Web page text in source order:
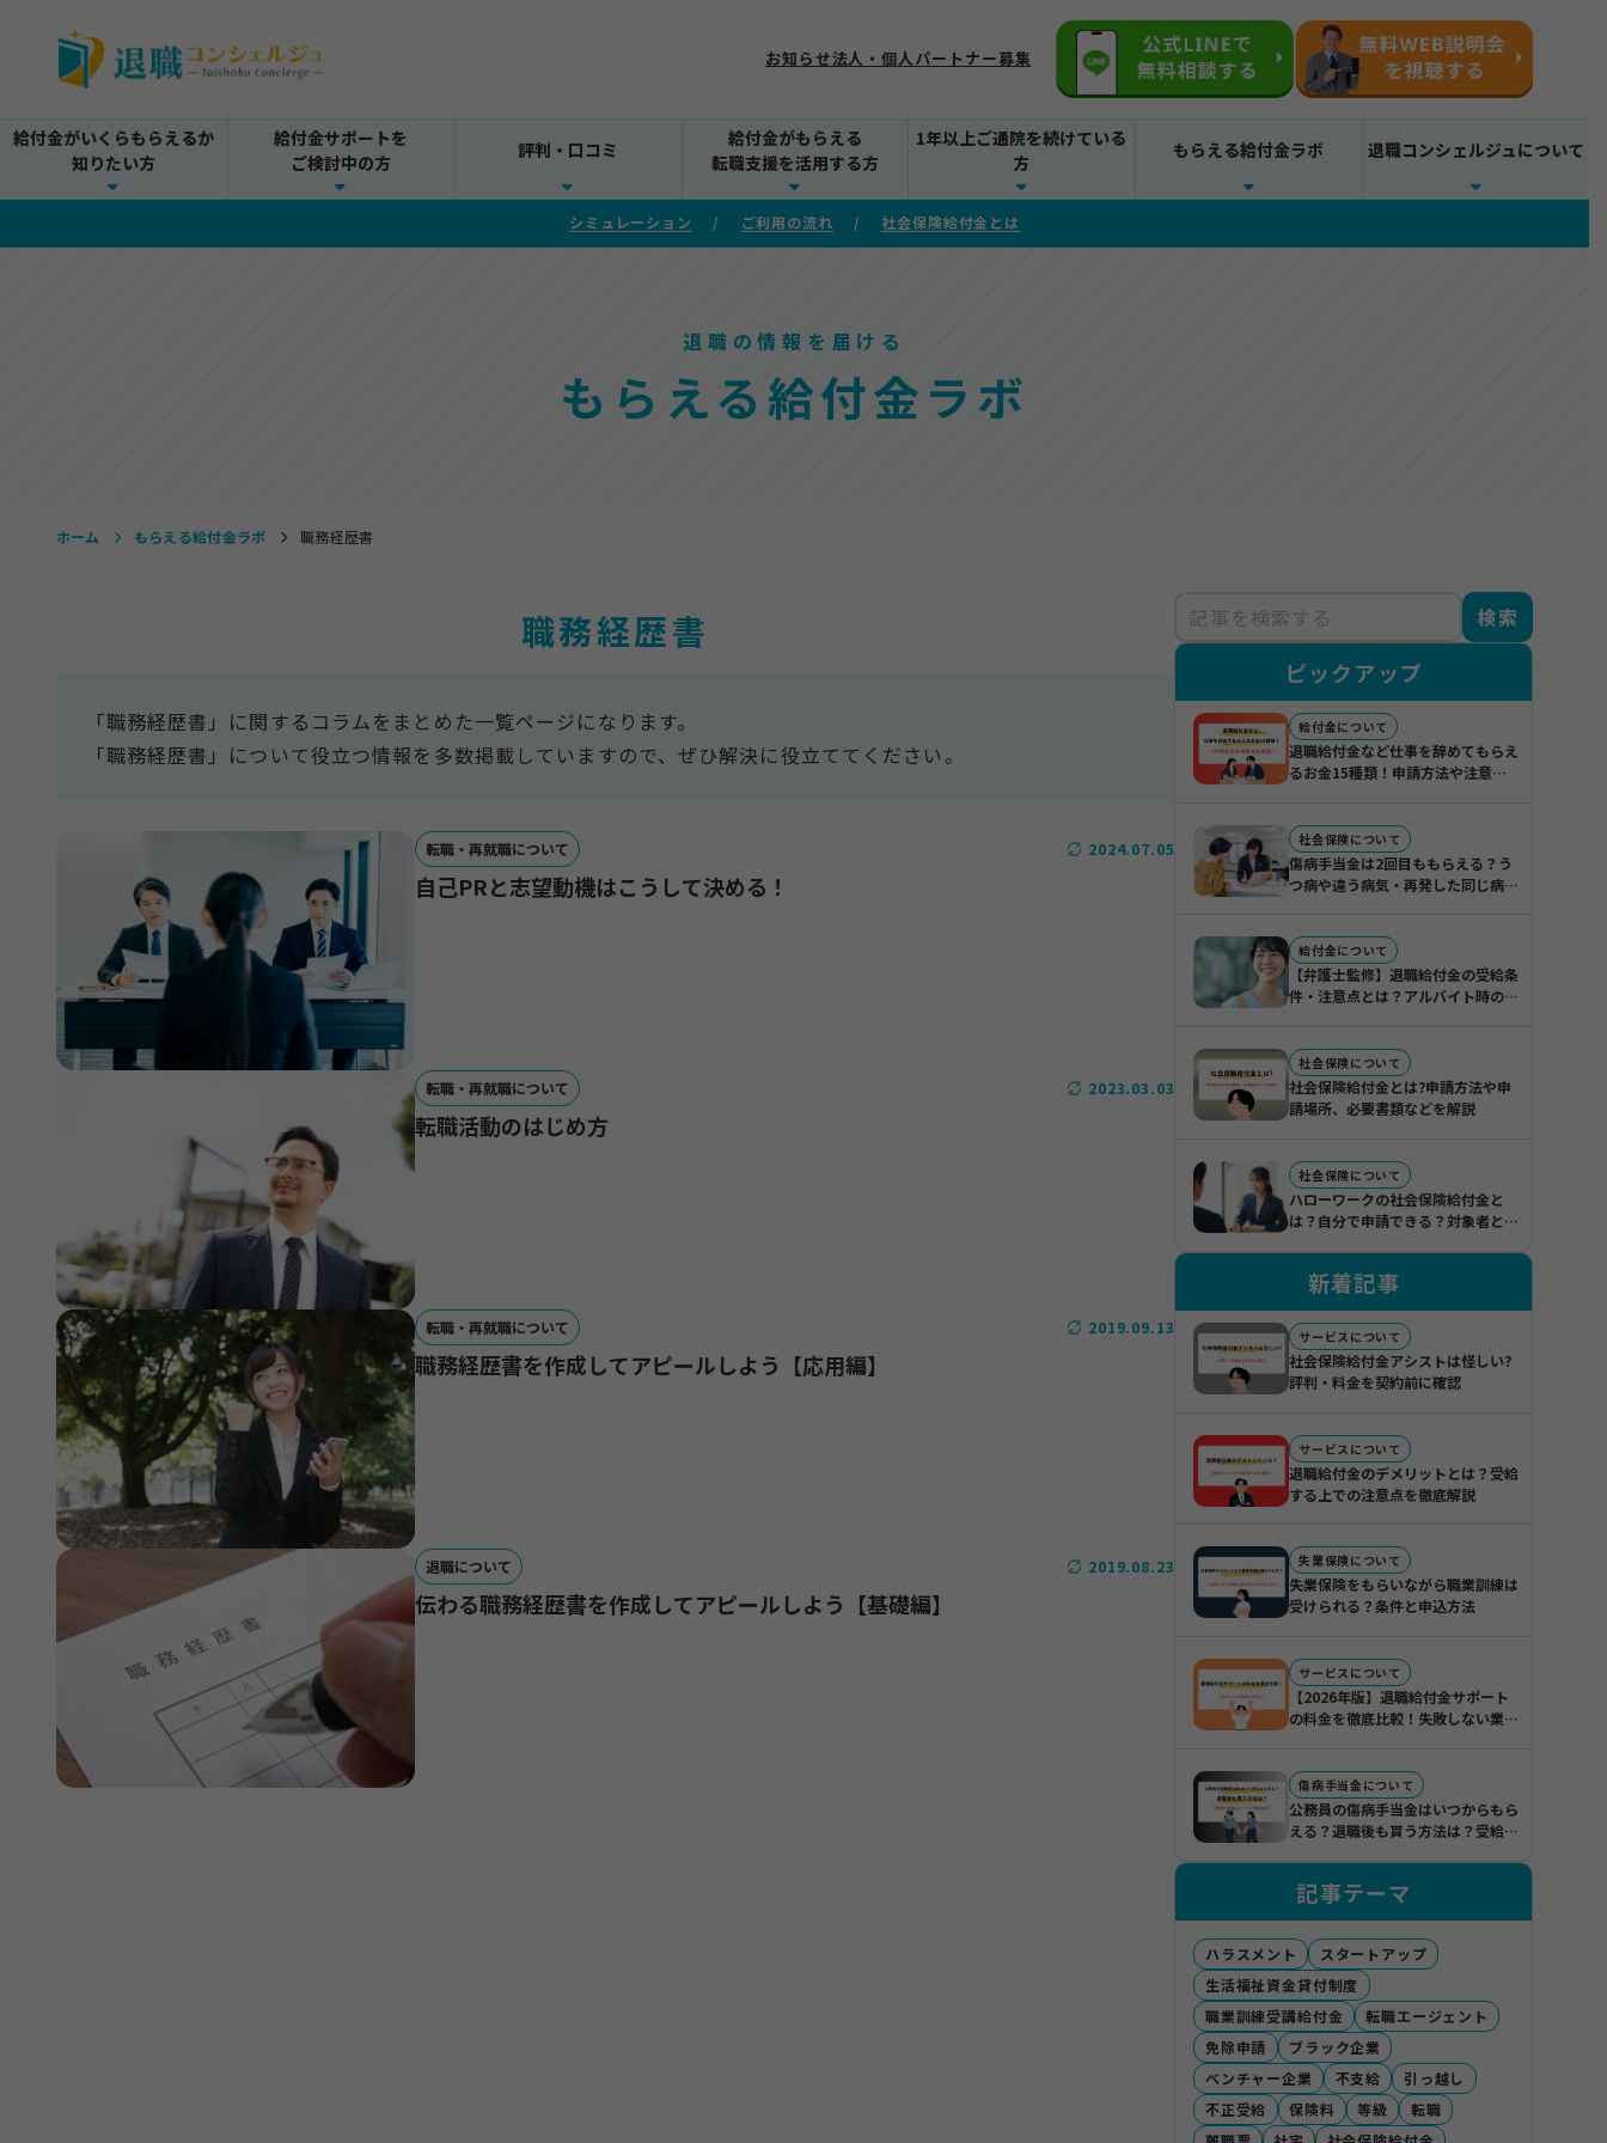
お知らせ法人・個人パートナー募集
給付金がいくらもらえるか
知りたい方
給付金サポートを
ご検討中の方
評判・口コミ
給付金がもらえる
転職支援を活用する方
1年以上ご通院を続けている
方
もらえる給付金ラボ 退職コンシェルジュについて
シミュレーション ご利用の流れ 社会保険給付金とは
退職の情報を届ける
もらえる給付金ラボ
ホーム もらえる給付金ラボ 職務経歴書
職務経歴書
「職務経歴書」に関するコラムをまとめた一覧ページになります。
「職務経歴書」について役立つ情報を多数掲載していますので、ぜひ解決に役立ててください。
転職・再就職について 2024.07.05
自己PRと志望動機はこうして決める！
転職・再就職について 2023.03.03
転職活動のはじめ方
転職・再就職について 2019.09.13
職務経歴書を作成してアピールしよう【応用編】
退職について 2019.08.23
伝わる職務経歴書を作成してアピールしよう【基礎編】
検索
ピックアップ
給付金について
退職給付金など仕事を辞めてもらえ
るお金15種類！申請方法や注意点
社会保険について
傷病手当金は2回目ももらえる？う
つ病や違う病気・再発した同じ病気
給付金について
【弁護士監修】退職給付金の受給条
件・注意点とは？アルバイト時のリ
社会保険について
社会保険給付金とは?申請方法や申
請場所、必要書類などを解説
社会保険について
ハローワークの社会保険給付金と
は？自分で申請できる？対象者とメ
新着記事
サービスについて
社会保険給付金アシストは怪しい?
評判・料金を契約前に確認
サービスについて
退職給付金のデメリットとは？受給
する上での注意点を徹底解説
失業保険について
失業保険をもらいながら職業訓練は
受けられる？条件と申込方法
サービスについて
【2026年版】退職給付金サポート
の料金を徹底比較！失敗しない業者
傷病手当金について
公務員の傷病手当金はいつからもら
える？退職後も貰う方法は？受給の
記事テーマ
ハラスメント
スタートアップ
生活福祉資金貸付制度
職業訓練受講給付金
転職エージェント
免除申請
ブラック企業
ベンチャー企業
不支給
引っ越し
不正受給
保険料 等級
転職